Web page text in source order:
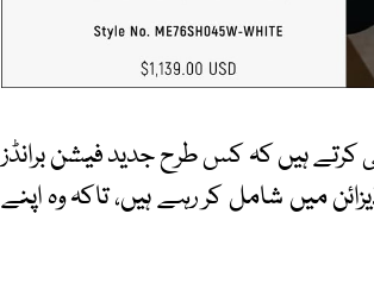
ہیں کہ کس طرح جدید فیشن برانڈز
میں شامل کر رہے ہیں، تاکہ وہ اپنے